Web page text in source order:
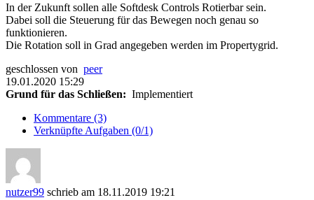
In der Zukunft sollen alle Softdesk Controls Rotierbar sein.
Dabei soll die Steuerung für das Bewegen noch genau so
funktionieren.
Die Rotation soll in Grad angegeben werden im Propertygrid.
geschlossen von peer
19.01.2020 15:29
Grund für das Schließen: Implementiert
Kommentare (3)
Verknüpfte Aufgaben (0/1)
nutzer99 schrieb am 18.11.2019 19:21